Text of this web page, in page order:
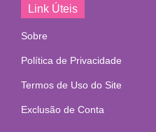
Link Úteis
Sobre
Política de Privacidade
Termos de Uso do Site
Exclusão de Conta